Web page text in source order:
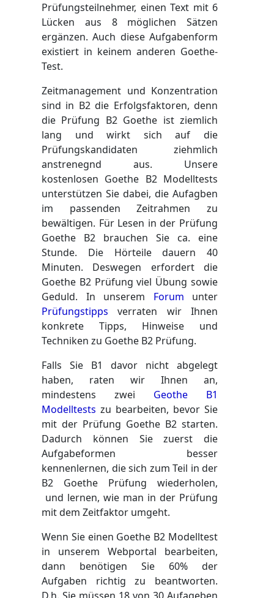
Prüfungsteilnehmer, einen Text mit 6
Lücken aus 8 möglichen Sätzen
ergänzen. Auch diese Aufgabenform
existiert in keinem anderen Goethe-
Test.
Zeitmanagement und Konzentration
sind in B2 die Erfolgsfaktoren, denn
die Prüfung B2 Goethe ist ziemlich
lang und wirkt sich auf die
Prüfungskandidaten ziehmlich
anstrenegnd aus. Unsere
kostenlosen Goethe B2 Modelltests
unterstützen Sie dabei, die Aufagben
im passenden Zeitrahmen zu
bewältigen. Für Lesen in der Prüfung
Goethe B2 brauchen Sie ca. eine
Stunde. Die Hörteile dauern 40
Minuten. Deswegen erfordert die
Goethe B2 Prüfung viel Übung sowie
Geduld. In unserem Forum unter
Prüfungstipps verraten wir Ihnen
konkrete Tipps, Hinweise und
Techniken zu Goethe B2 Prüfung.
Falls Sie B1 davor nicht abgelegt
haben, raten wir Ihnen an,
mindestens zwei Geothe B1
Modelltests zu bearbeiten, bevor Sie
mit der Prüfung Goethe B2 starten.
Dadurch können Sie zuerst die
Aufgabeformen besser
kennenlernen, die sich zum Teil in der
B2 Goethe Prüfung wiederholen,
und lernen, wie man in der Prüfung
mit dem Zeitfaktor umgeht.
Wenn Sie einen Goethe B2 Modelltest
in unserem Webportal bearbeiten,
dann benötigen Sie 60% der
Aufgaben richtig zu beantworten.